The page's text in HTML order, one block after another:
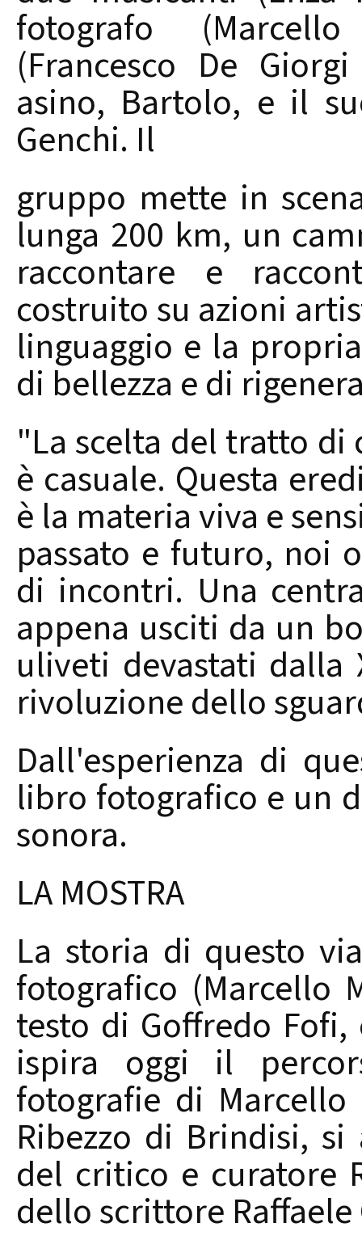
fotografo
(Francesco De
asino, Bartolo, e il
Genchi. Il
gruppo mette in
lunga 200 km, un
raccontare e
costruito su azioni
linguaggio e la
di bellezza e di
"La scelta del tratto
è casuale. Questa
è la materia viva e
passato e futuro, noi
di incontri. Una
appena usciti da un
uliveti devastati dalla
rivoluzione dello
Dall'esperienza di
libro fotografico e un
sonora.
LA MOSTRA
La storia di questo
fotografico (Marcello
testo di Goffredo Fofi,
ispira oggi il
fotografie di Marcello
Ribezzo di Brindisi,
del critico e curatore
dello scrittore